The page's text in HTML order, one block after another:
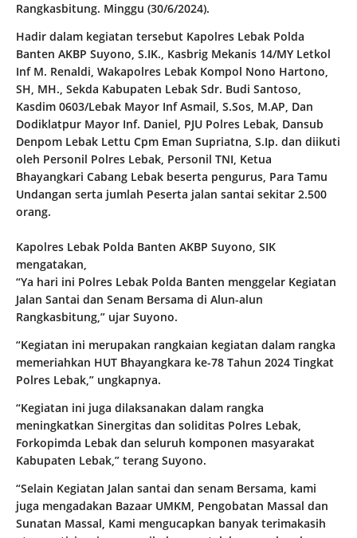
Rangkasbitung. Minggu (30/6/2024).
Hadir dalam kegiatan tersebut Kapolres Lebak Polda
Banten AKBP Suyono, S.IK., Kasbrig Mekanis 14/MY Letkol
Inf M. Renaldi, Wakapolres Lebak Kompol Nono Hartono,
SH, MH., Sekda Kabupaten Lebak Sdr. Budi Santoso,
Kasdim 0603/Lebak Mayor Inf Asmail, S.Sos, M.AP, Dan
Dodiklatpur Mayor Inf. Daniel, PJU Polres Lebak, Dansub
Denpom Lebak Lettu Cpm Eman Supriatna, S.Ip. dan diikuti
oleh Personil Polres Lebak, Personil TNI, Ketua
Bhayangkari Cabang Lebak beserta pengurus, Para Tamu
Undangan serta jumlah Peserta jalan santai sekitar 2.500
orang.
Kapolres Lebak Polda Banten AKBP Suyono, SIK
mengatakan,
“Ya hari ini Polres Lebak Polda Banten menggelar Kegiatan
Jalan Santai dan Senam Bersama di Alun-alun
Rangkasbitung,” ujar Suyono.
“Kegiatan ini merupakan rangkaian kegiatan dalam rangka
memeriahkan HUT Bhayangkara ke-78 Tahun 2024 Tingkat
Polres Lebak,” ungkapnya.
“Kegiatan ini juga dilaksanakan dalam rangka
meningkatkan Sinergitas dan soliditas Polres Lebak,
Forkopimda Lebak dan seluruh komponen masyarakat
Kabupaten Lebak,” terang Suyono.
“Selain Kegiatan Jalan santai dan senam Bersama, kami
juga mengadakan Bazaar UMKM, Pengobatan Massal dan
Sunatan Massal, Kami mengucapkan banyak terimakasih